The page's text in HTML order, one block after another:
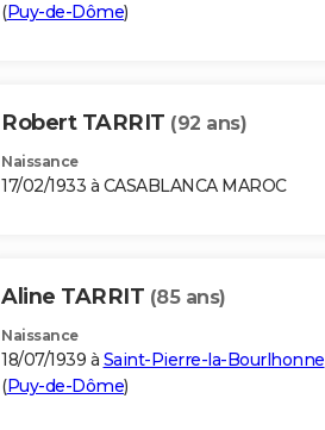
(Puy-de-Dôme)
Robert TARRIT (92 ans)
Naissance
17/02/1933 à CASABLANCA MAROC
Aline TARRIT (85 ans)
Naissance
18/07/1939 à Saint-Pierre-la-Bourlhonne
(Puy-de-Dôme)